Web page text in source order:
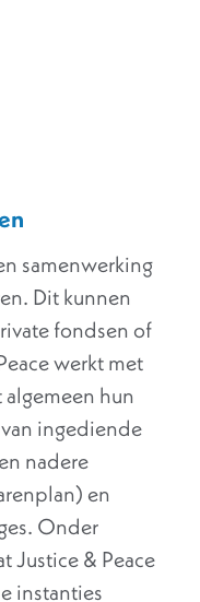
samenwerking
Dit kunnen
fondsen of
werkt met
hun
ingediende
nadere
en
Onder
Justice & Peace
instanties